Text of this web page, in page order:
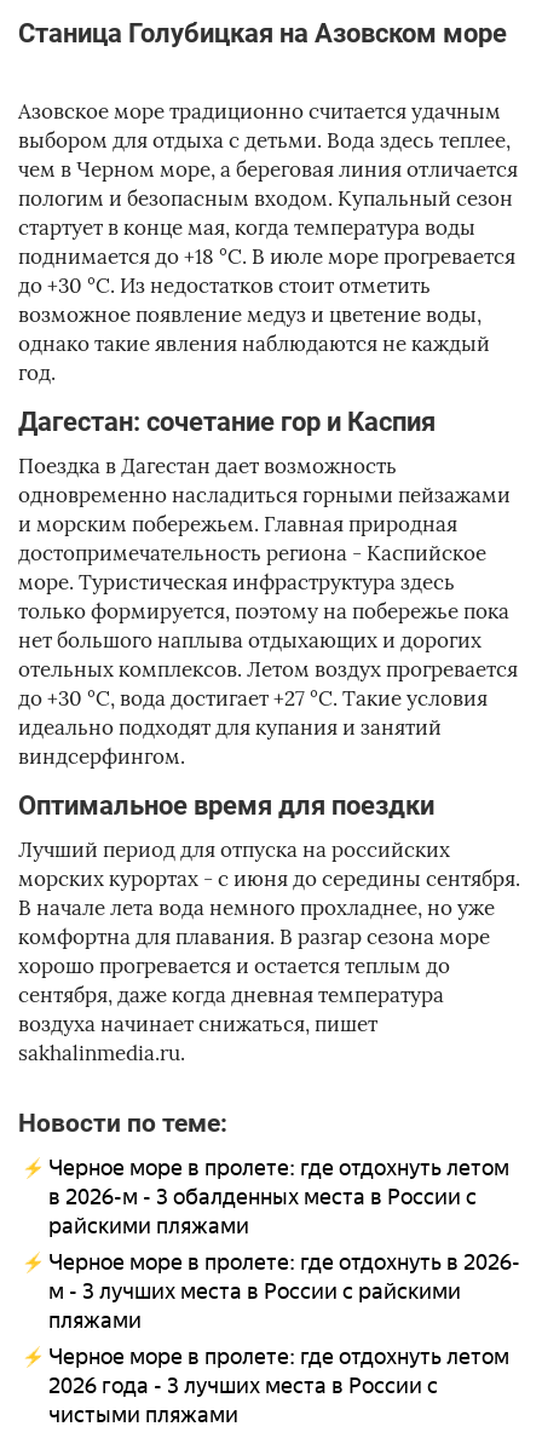
Станица Голубицкая на Азовском море
Азовское море традиционно считается удачным
выбором для отдыха с детьми. Вода здесь теплее,
чем в Черном море, а береговая линия отличается
пологим и безопасным входом. Купальный сезон
стартует в конце мая, когда температура воды
поднимается до +18 °C. В июле море прогревается
до +30 °C. Из недостатков стоит отметить
возможное появление медуз и цветение воды,
однако такие явления наблюдаются не каждый
год.
Дагестан: сочетание гор и Каспия
Поездка в Дагестан дает возможность
одновременно насладиться горными пейзажами
и морским побережьем. Главная природная
достопримечательность региона - Каспийское
море. Туристическая инфраструктура здесь
только формируется, поэтому на побережье пока
нет большого наплыва отдыхающих и дорогих
отельных комплексов. Летом воздух прогревается
до +30 °C, вода достигает +27 °C. Такие условия
идеально подходят для купания и занятий
виндсерфингом.
Оптимальное время для поездки
Лучший период для отпуска на российских
морских курортах - с июня до середины сентября.
В начале лета вода немного прохладнее, но уже
комфортна для плавания. В разгар сезона море
хорошо прогревается и остается теплым до
сентября, даже когда дневная температура
воздуха начинает снижаться, пишет
sakhalinmedia.ru.
Новости по теме:
Черное море в пролете: где отдохнуть летом
в 2026-м - 3 обалденных места в России с
райскими пляжами
Черное море в пролете: где отдохнуть в 2026-
м - 3 лучших места в России с райскими
пляжами
Черное море в пролете: где отдохнуть летом
2026 года - 3 лучших места в России с
чистыми пляжами